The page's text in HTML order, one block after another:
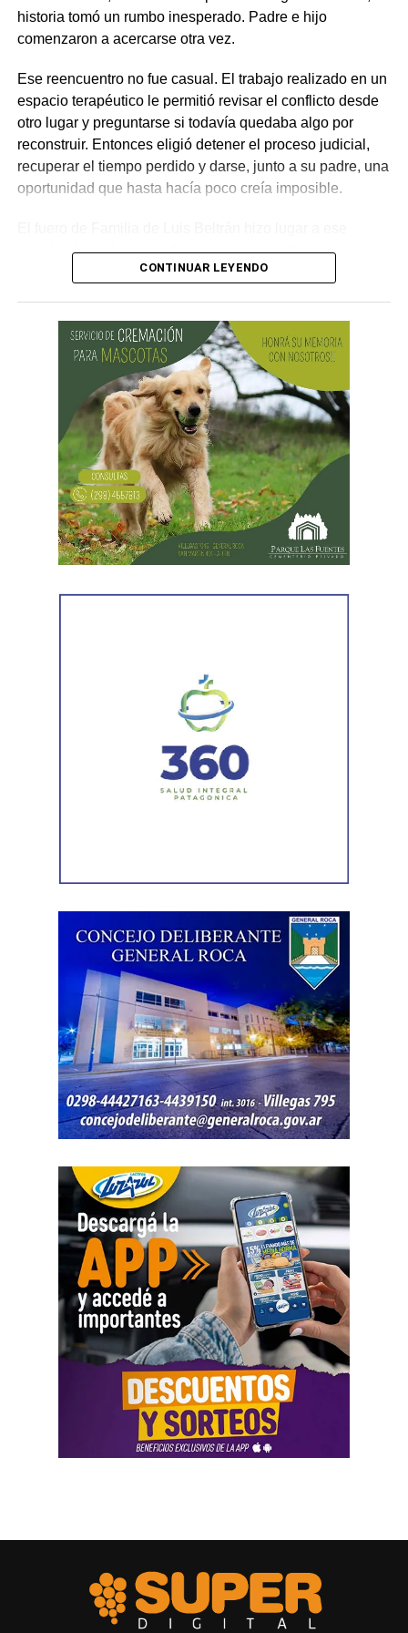
lesionado reclame por la vía civil una indemnización
por los daños que considere haber sufrido.
historia tomó un rumbo inesperado. Padre e hijo
comenzaron a acercarse otra vez.
Ese reencuentro no fue casual. El trabajo realizado en un
espacio terapéutico le permitió revisar el conflicto desde
otro lugar y preguntarse si todavía quedaba algo por
reconstruir. Entonces eligió detener el proceso judicial,
recuperar el tiempo perdido y darse, junto a su padre, una
oportunidad que hasta hacía poco creía imposible.
pedido, declaró concluido el proceso por desistimiento y
ordenó el archivo de las actuaciones. La jueza consideró
El joven había promovido la acción para solicitar la
supresión de su apellido paterno. Durante la etapa inicial
del trámite se incorporó la documentación presentada, se
ordenó la publicación de edictos y se dispusieron
distintas medidas previas. En esa etapa la demanda
todavía no había sido notificada al progenitor.
Al comunicar su decisión de desistir, explicó que el
proceso terapéutico le permitió replantear el conflicto
desde otra perspectiva. Expresó que quería intentar
perdido y brindarse mutuamente una oportunidad antes
la magistrada explicó que el
desistimiento es una forma de poner fin
anticipadamente a un proceso judicial cuando una de
las partes decide no continuar con la acción.
Agregó que el Código Procesal Civil y Comercial autoriza
esa posibilidad siempre que, si la demanda ya fue
concretado, la jueza entendió que estaban cumplidos
todos los requisitos legales para admitir el desistimiento y
declarar extinguido el proceso.
«En virtud de ello entiendo que se encuentran
configurados los recaudos previstos en el artículo 278,
para que opere el desistimiento del proceso por voluntad
de la parte», explicó. Además, se estableció que las
actuaciones permanezcan archivadas en formato digital,
conforme a la normativa vigente del Poder Judicial de Río
Negro.
CONTINUAR LEYENDO